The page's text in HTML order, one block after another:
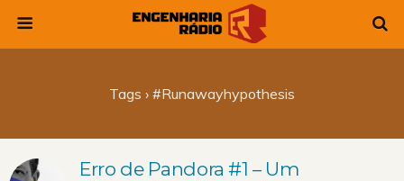
Tags › #runawayhypothesis
Erro de Pandora #1 – Um